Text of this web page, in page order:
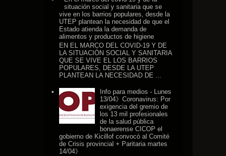
situación social y sanitaria que se
vive en los barrios populares, desde la
UTEP plantean la necesidad de que el
Estado atienda la demanda de
alimentos y productos de higiene
EN EL MARCO DEL COVID-19 Y DE
LA SITUACIÓN SOCIAL Y SANITARIA
QUE SE VIVE EL LOS BARRIOS
POPULARES, DESDE LA UTEP
PLANTEAN LA NECESIDAD DE ...
Info para medios - Lunes
13/04》Coronavirus: Por
exigencia del gremio de
los 13 mil profesionales
de la salud pública
bonaerense CICOP el
gobierno de Kicillof convocó al Comité
de Crisis provincial + Paritaria martes
14/04》